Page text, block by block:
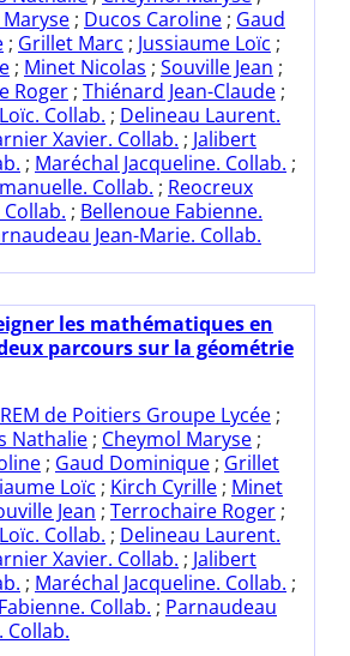
; Ducos Caroline ; Gaud
; Grillet Marc ; Jussiaume Loïc ;
; Minet Nicolas ; Souville Jean ;
Roger ; Thiénard Jean-Claude ;
Collab. ; Delineau Laurent.
Xavier. Collab. ; Jalibert
; Maréchal Jacqueline. Collab. ;
Collab. ; Reocreux
; Bellenoue Fabienne.
Jean-Marie. Collab.
les mathématiques en
parcours sur la géométrie
de Poitiers Groupe Lycée ;
Nathalie ; Cheymol Maryse ;
; Gaud Dominique ; Grillet
Loïc ; Kirch Cyrille ; Minet
Jean ; Terrochaire Roger ;
Collab. ; Delineau Laurent.
Xavier. Collab. ; Jalibert
; Maréchal Jacqueline. Collab. ;
Collab. ; Parnaudeau
Collab.